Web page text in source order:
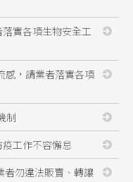
實各項生物安全工
感，請業者落實各項
制
工作不容懈怠
者勿違法販賣、轉讓